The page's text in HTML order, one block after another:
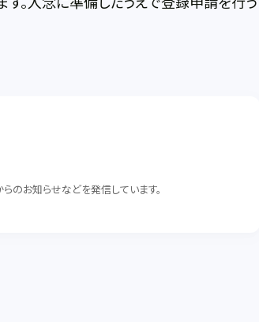
のお知らせなどを発信しています。